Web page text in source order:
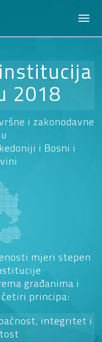
2018
i zakonodavne
i Bosni i
mjeri stepen
građanima i
principa:
integritet i